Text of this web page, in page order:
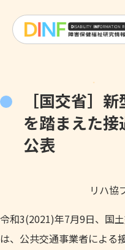
［国交省］
を踏まえた
公表
リハ協
令和3(2021)年7月9日、国
は、公共交通事業者による